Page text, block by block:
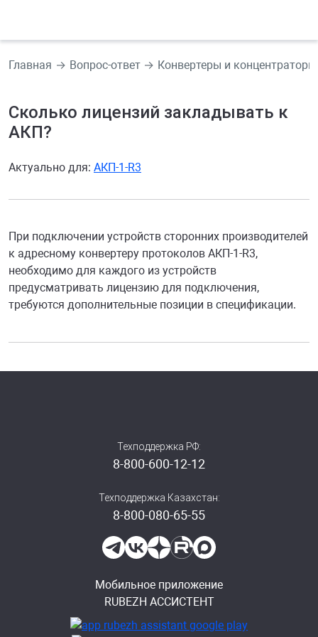
Главная Вопрос-ответ Конвертеры и концентраторы
Сколько лицензий закладывать к
АКП?
Актуально для: АКП-1-R3
При подключении устройств сторонних производителей
к адресному конвертеру протоколов АКП-1-R3,
необходимо для каждого из устройств
предусматривать лицензию для подключения,
требуются дополнительные позиции в спецификации.
Техподдержка РФ:
8-800-600-12-12
Техподдержка Казахстан:
8-800-080-65-55
Мобильное приложение
RUBEZH АССИСТЕНТ